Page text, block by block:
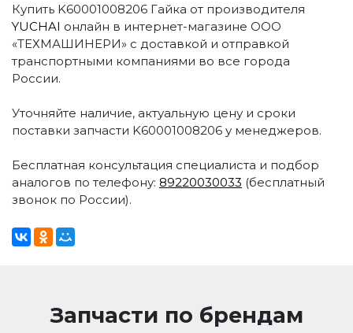
Купить K60001008206 Гайка от производителя
YUCHAI онлайн в интернет-магазине ООО
«ТЕХМАШИНЕРИ» с доставкой и отправкой
транспортными компаниями во все города
России.
Уточняйте наличие, актуальную цену и сроки
поставки запчасти K60001008206 у менеджеров.
Бесплатная консультация специалиста и подбор
аналогов по телефону: 89220030033 (бесплатный
звонок по России).
Запчасти по брендам